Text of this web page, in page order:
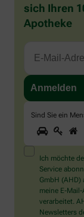
sich Ihren
Apotheke
Sind Sie ein
Sie
ein
Mensch?
Dann
wählen
Sie
bitte
das
1 2
Ich möchte
Service
GmbH
meine E-
verarbeitet.
Newsletters